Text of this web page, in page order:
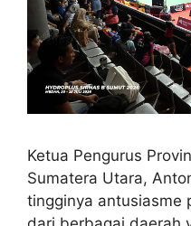
Ketua Pengurus
Sumatera Utara,
tingginya antusiasme